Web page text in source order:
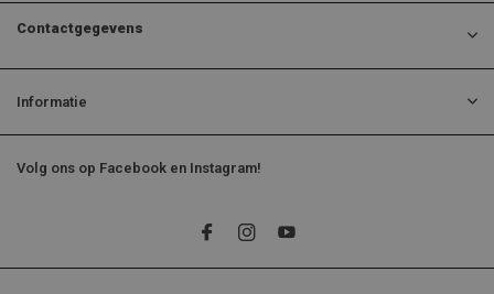
Contactgegevens
Informatie
Volg ons op Facebook en Instagram!